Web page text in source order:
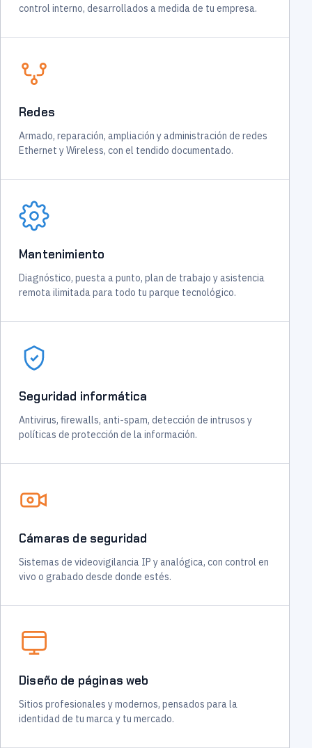
control interno, desarrollados a medida de tu empresa.
Redes
Armado, reparación, ampliación y administración de redes
Ethernet y Wireless, con el tendido documentado.
Mantenimiento
Diagnóstico, puesta a punto, plan de trabajo y asistencia
remota ilimitada para todo tu parque tecnológico.
Seguridad informática
Antivirus, firewalls, anti-spam, detección de intrusos y
políticas de protección de la información.
Cámaras de seguridad
Sistemas de videovigilancia IP y analógica, con control en
vivo o grabado desde donde estés.
Diseño de páginas web
Sitios profesionales y modernos, pensados para la
identidad de tu marca y tu mercado.